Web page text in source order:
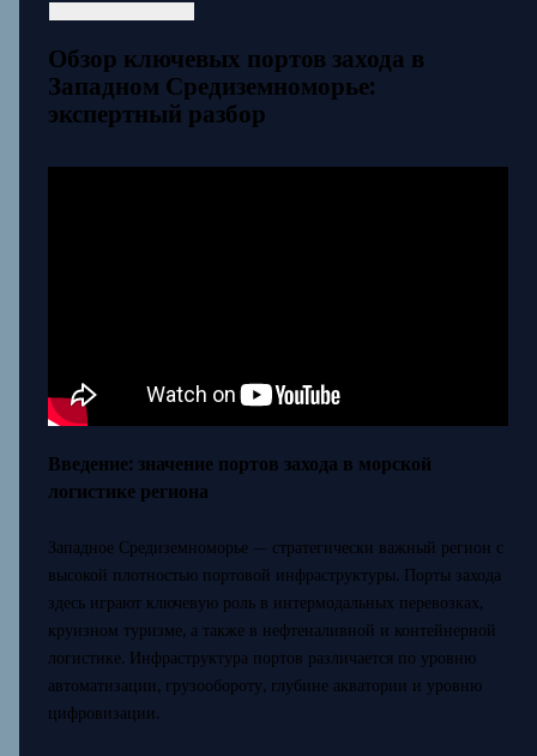
Обзор ключевых портов захода в
Западном Средиземноморье:
экспертный разбор
Введение: значение портов захода в морской
логистике региона
Западное Средиземноморье — стратегически важный регион с
высокой плотностью портовой инфраструктуры. Порты захода
здесь играют ключевую роль в интермодальных перевозках,
круизном туризме, а также в нефтеналивной и контейнерной
логистике. Инфраструктура портов различается по уровню
автоматизации, грузообороту, глубине акватории и уровню
цифровизации.